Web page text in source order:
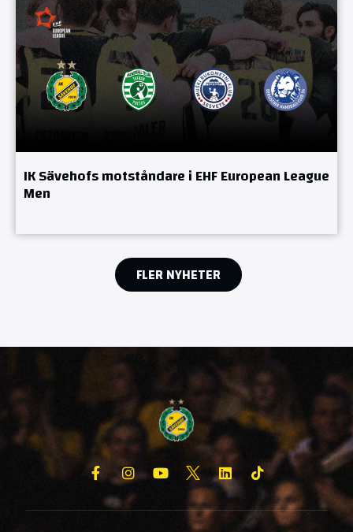
IK Sävehofs motståndare i EHF European League
Men
FLER NYHETER